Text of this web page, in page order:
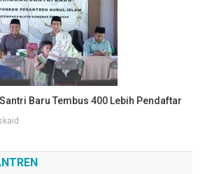
Baru Tembus 400 Lebih Pendaftar